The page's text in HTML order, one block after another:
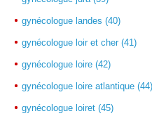
gynécologue landes (40)
gynécologue loir et cher (41)
gynécologue loire (42)
gynécologue loire atlantique
gynécologue loiret (45)